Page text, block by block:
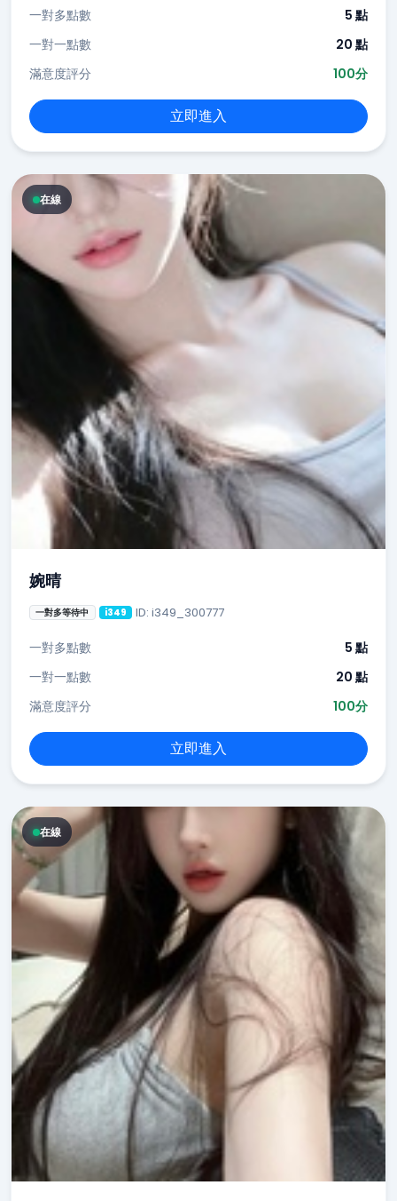
一對多點數
5 點
一對一點數
20 點
滿意度評分
100分
立即進入
在線
婉晴
一對多等待中 i349 ID: i349_300777
一對多點數
5 點
一對一點數
20 點
滿意度評分
100分
立即進入
在線